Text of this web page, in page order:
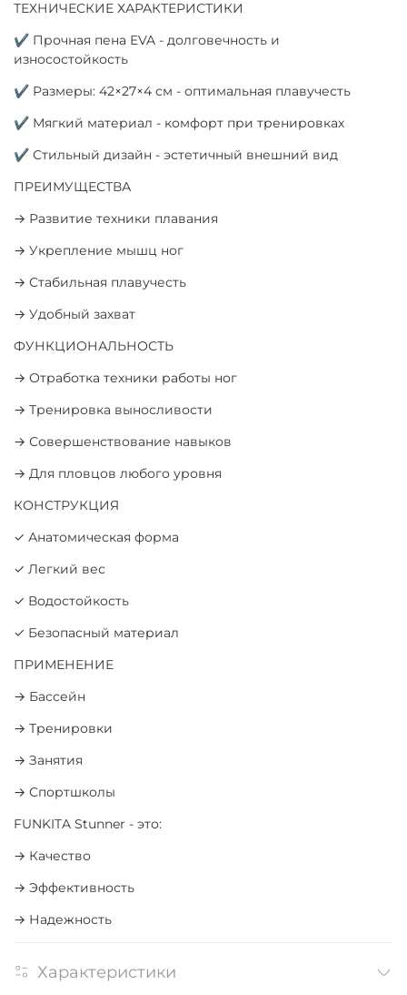
ТЕХНИЧЕСКИЕ ХАРАКТЕРИСТИКИ
✔ Прочная пена EVA - долговечность и
износостойкость
✔ Размеры: 42×27×4 см - оптимальная плавучесть
✔ Мягкий материал - комфорт при тренировках
✔ Стильный дизайн - эстетичный внешний вид
ПРЕИМУЩЕСТВА
→ Развитие техники плавания
→ Укрепление мышц ног
→ Стабильная плавучесть
→ Удобный захват
ФУНКЦИОНАЛЬНОСТЬ
→ Отработка техники работы ног
→ Тренировка выносливости
→ Совершенствование навыков
→ Для пловцов любого уровня
КОНСТРУКЦИЯ
✓ Анатомическая форма
✓ Легкий вес
✓ Водостойкость
✓ Безопасный материал
ПРИМЕНЕНИЕ
→ Бассейн
→ Тренировки
→ Занятия
→ Спортшколы
FUNKITA Stunner - это:
→ Качество
→ Эффективность
→ Надежность
Характеристики